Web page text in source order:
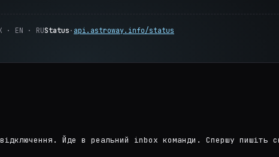
· EN · RUStatus · api.astroway.info/status
Йде в реальний inbox команди. Спершу пишіть